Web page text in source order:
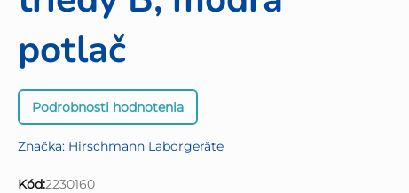
potlač
Priemerné
hodnotenie
je
0,0
Podrobnosti hodnotenia
Značka: Hirschmann Laborgeräte
Kód:2230160